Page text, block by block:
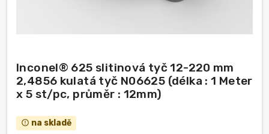
Inconel® 625 slitinová tyč 12-220 mm
2,4856 kulatá tyč N06625 (délka : 1 Meter
x 5 st/pc, průměr : 12mm)
error_outline na skladě